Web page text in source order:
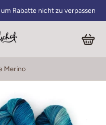
Rabatte nicht zu verpassen
Merino